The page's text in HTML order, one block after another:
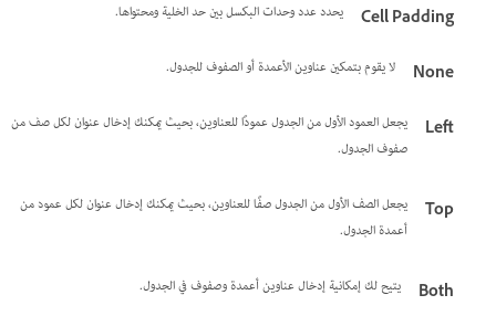
Cell Padding يحدد عدد وحدات البكسل بين حد الخلية ومحتواها.
None لا يقوم بتمكين عناوين الأعمدة أو الصفوف للجدول.
Left يجعل العمود الأول من الجدول عمودًا للعناوين، بحيث يمكنك إدخال عنوان لكلصفمن
صفوف الجدول.
Top يجعل الصف الأول من الجدول صفًا للعناوين، بحيث يمكنك إدخال عنوان لكلعمودمن
أعمدة الجدول.
Both يتيح لك إمكانية إدخال عناوين أعمدة وصفوف في الجدول.